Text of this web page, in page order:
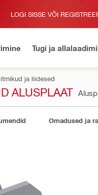
LOGI SISSE VÕI
Tugi ja
ja liidesed
ALUSPLAAT
Omadused ja